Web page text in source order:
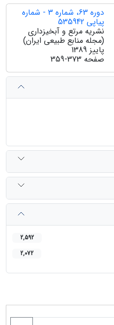
دوره 63، شماره 3 - شماره
پیاپی 535942
نشریه مرتع و آبخیزداری
(مجله منابع طبیعی ایران)
پاییز 1389
صفحه 359-373
2,592
2,072